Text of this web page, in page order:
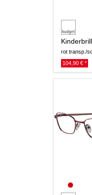
rot transp./
104,90 € *